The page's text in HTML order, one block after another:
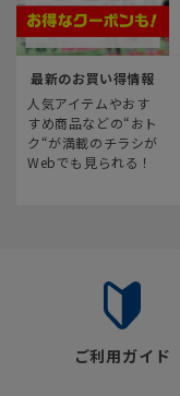
最新のお買い得情報
人気アイテムやおす
すめ商品などの“おト
ク“が満載のチラシが
Webでも見られる！
ご利用ガイド